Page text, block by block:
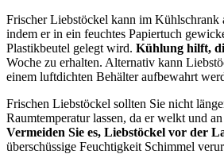
Frischer Liebstöckel kann im Kühlschrank
indem er in ein feuchtes Papiertuch
Plastikbeutel gelegt wird. Kühlung hilft,
Woche zu erhalten. Alternativ kann
einem luftdichten Behälter aufbewahrt
Frischen Liebstöckel sollten Sie nicht
Raumtemperatur lassen, da er welkt und
Vermeiden Sie es, Liebstöckel vor der
überschüssige Feuchtigkeit Schimmel